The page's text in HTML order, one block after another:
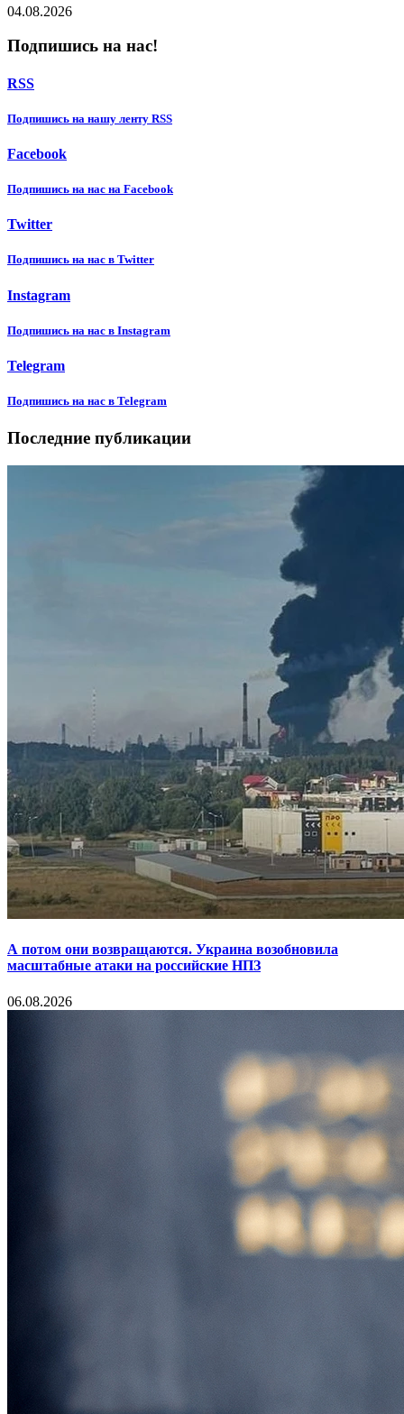
04.08.2026
Подпишись на нас!
RSS
Подпишиcь на нашу ленту RSS
Facebook
Подпишиcь на нас на Facebook
Twitter
Подпишиcь на нас в Twitter
Instagram
Подпишиcь на нас в Instagram
Telegram
Подпишиcь на нас в Telegram
Последние публикации
А потом они возвращаются. Украина возобновила
масштабные атаки на российские НПЗ
06.08.2026